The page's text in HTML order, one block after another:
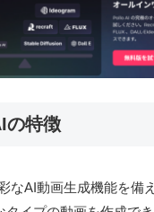
の特徴
なAI動画生成機能を備